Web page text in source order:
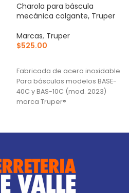
Charola para báscula
mecánica colgante, Truper
Marcas, Truper
$525.00
Fabricada de acero inoxidable
Para básculas modelos BASE-
40C y BAS-10C (mod. 2023)
marca Truper®